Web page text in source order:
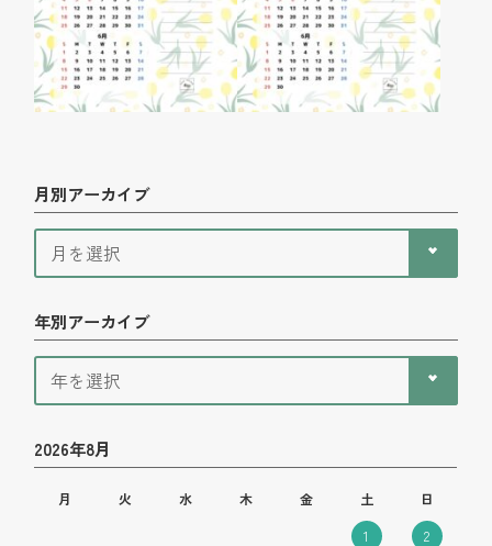
月別アーカイブ
年別アーカイブ
2026年8月
月 火 水 木 金 土 日
1 2